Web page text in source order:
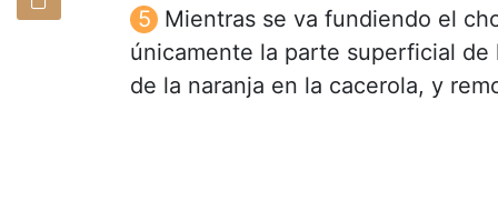
Mientras se va fundiendo el
únicamente la parte superficial de
de la naranja en la cacerola, y